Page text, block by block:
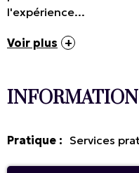
l'expérience...
Voir plus
Pratique : Services